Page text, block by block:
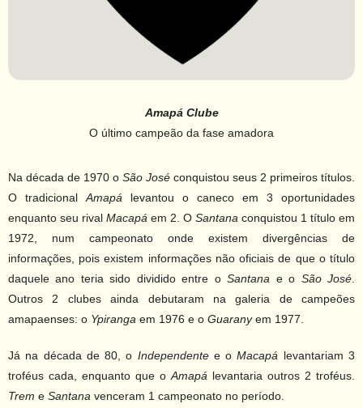
Amapá Clube
O último campeão da fase amadora
Na década de 1970 o São José conquistou seus 2 primeiros títulos.
O tradicionalAmapá levantou o caneco em 3 oportunidades
enquanto seu rival Macapá em 2. O Santana conquistou 1 título em
1972, num campeonato onde existem divergências de
informações, pois existem informações não oficiais de que o título
daquele ano teria sido dividido entre oSantana e o São José.
Outros 2 clubes ainda debutaram na galeria de campeões
amapaenses: o Ypiranga em 1976 e o Guaranyem 1977.
Já na década de 80, o Independentee oMacapá levantariam 3
troféus cada, enquanto que oAmapá levantaria outros 2 troféus.
Trem e Santana venceram 1 campeonato no período.